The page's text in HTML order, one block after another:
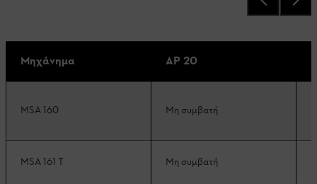
Μηχάνημα AP 20
MSA 160 Μη συμβατή
MSA 161 T Μη συμβατή